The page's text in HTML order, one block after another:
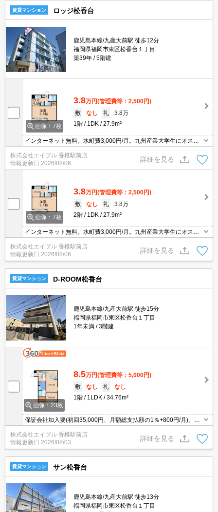
賃貸マンション ロッジ松香台
鹿児島本線/九産大前駅 徒歩12分
福岡県福岡市東区松香台１丁目
築39年
5階建
画像：7枚
3.8万円(管理費等：2,500円)
敷
なし 礼
3.8万
1階
1DK 27.9m²
インターネット無料。水町費3,000円/月。九州産業大学生にオスス
メ。
株式会社エイブル 香椎駅前店
情報更新日 2026/08/06
詳細を見る
画像：7枚
3.8万円(管理費等：2,500円)
敷
なし 礼
3.8万
2階
1DK 27.9m²
インターネット無料。水町費3,000円/月。九州産業大学生にオスス
メ。
株式会社エイブル 香椎駅前店
情報更新日 2026/08/06
詳細を見る
賃貸マンション D-ROOM松香台
鹿児島本線/九産大前駅 徒歩15分
福岡県福岡市東区松香台１丁目
1年未満
3階建
画像：23枚
8.5万円(管理費等：5,000円)
敷
なし 礼
なし
1階
1LDK 34.76m²
保証会社加入要(初回35,000円、月額総支払額の1％+800円/月)。
増。インターネット無料。新築物件です。
株式会社エイブル 香椎駅前店
情報更新日 2026/08/03
詳細を見る
賃貸マンション サン松香台
鹿児島本線/九産大前駅 徒歩13分
福岡県福岡市東区松香台１丁目